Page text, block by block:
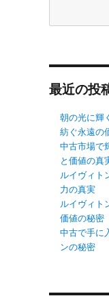
最近の投
朝の光に輝
紡ぐ永遠の
中古市場で
と価値の真
ルイヴィト
力の真実
ルイヴィト
価値の秘密
中古で手に
ンの秘密